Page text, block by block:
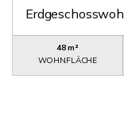
48 m²
WOHNFLÄCHE